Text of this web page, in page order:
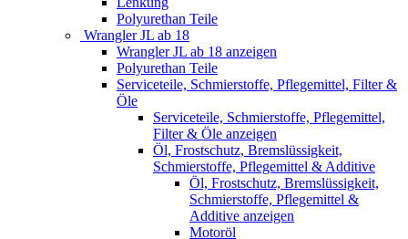
Polyurethan Teile
Wrangler JL ab 18
Wrangler JL ab 18 anzeigen
Polyurethan Teile
Serviceteile, Schmierstoffe, Pflegemittel, Filter &
Öle
Serviceteile, Schmierstoffe, Pflegemittel,
Filter & Öle anzeigen
Öl, Frostschutz, Bremslüssigkeit,
Schmierstoffe, Pflegemittel & Additive
Öl, Frostschutz, Bremslüssigkeit,
Schmierstoffe, Pflegemittel &
Additive anzeigen
Motoröl